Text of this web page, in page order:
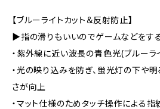
【ブルーライトカット＆反射防止】
▶指の滑りもいいのでゲームなどをす
・紫外線に近い波長の青色光(ブルーラ
・光の映り込みを防ぎ、蛍光灯の下や
さが向上
・マット仕様のためタッチ操作による